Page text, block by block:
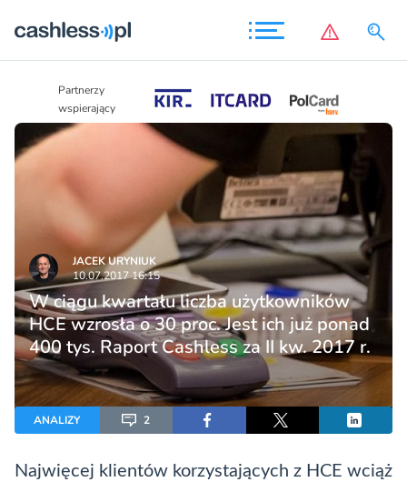
Partnerzy
wspierający
JACEK URYNIUK
10.07.2017 16:15
W ciągu kwartału liczba użytkowników
HCE wzrosła o 30 proc. Jest ich już ponad
400 tys. Raport Cashless za II kw. 2017 r.
ANALIZY 2
Najwięcej klientów korzystających z HCE wciąż